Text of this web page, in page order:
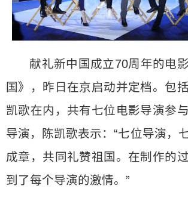
献礼新中国成立70周年的电
国》，昨日在京启动并定档。包
凯歌在内，共有七位电影导演参
导演，陈凯歌表示：“七位导演，
成章，共同礼赞祖国。在制作的
到了每个导演的激情。”